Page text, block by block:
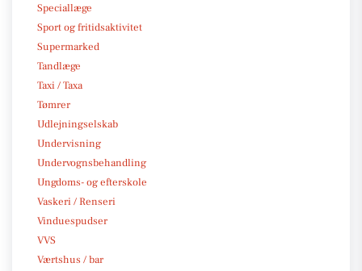
Speciallæge
Sport og fritidsaktivitet
Supermarked
Tandlæge
Taxi / Taxa
Tømrer
Udlejningselskab
Undervisning
Undervognsbehandling
Ungdoms- og efterskole
Vaskeri / Renseri
Vinduespudser
VVS
Værtshus / bar